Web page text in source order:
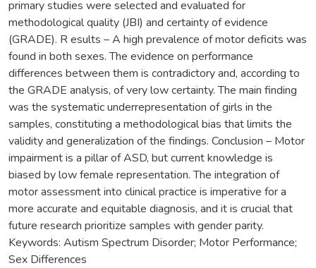
primary studies were selected and evaluated for
methodological quality (JBI) and certainty of evidence
(GRADE). R esults – A high prevalence of motor deficits was
found in both sexes. The evidence on performance
differences between them is contradictory and, according to
the GRADE analysis, of very low certainty. The main finding
was the systematic underrepresentation of girls in the
samples, constituting a methodological bias that limits the
validity and generalization of the findings. Conclusion – Motor
impairment is a pillar of ASD, but current knowledge is
biased by low female representation. The integration of
motor assessment into clinical practice is imperative for a
more accurate and equitable diagnosis, and it is crucial that
future research prioritize samples with gender parity.
Keywords: Autism Spectrum Disorder; Motor Performance;
Sex Differences